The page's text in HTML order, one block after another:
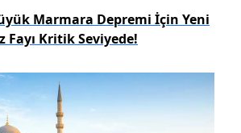
Marmara Depremi İçin Yeni
Fayı Kritik Seviyede!